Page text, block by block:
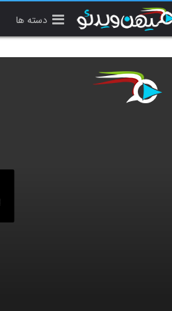
دسته ها